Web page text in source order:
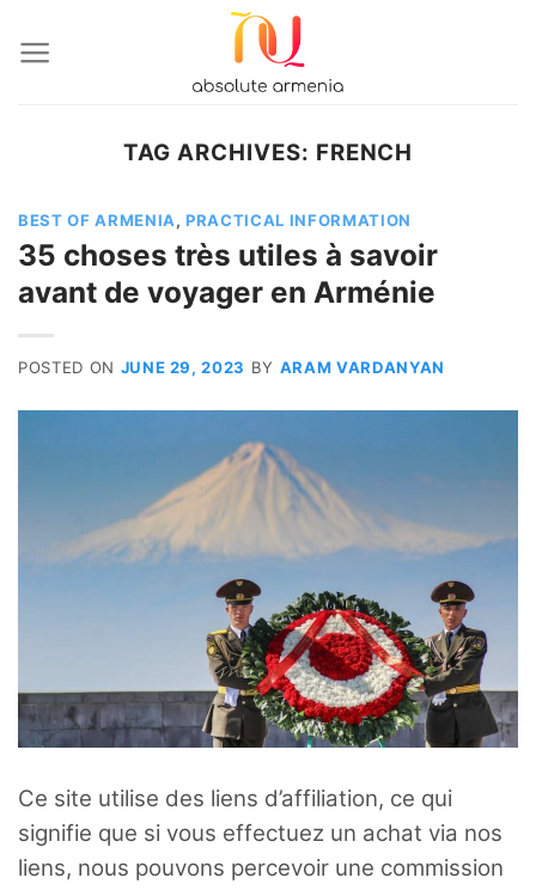
TAG ARCHIVES: FRENCH
BEST OF ARMENIA,PRACTICAL INFORMATION
35 choses très utiles à savoir
avant de voyager en Arménie
POSTED ON JUNE 29, 2023 BY ARAM VARDANYAN
Ce site utilise des liens d’affiliation, ce qui
signifie que si vous effectuez un achat via nos
liens, nous pouvons percevoir une commission